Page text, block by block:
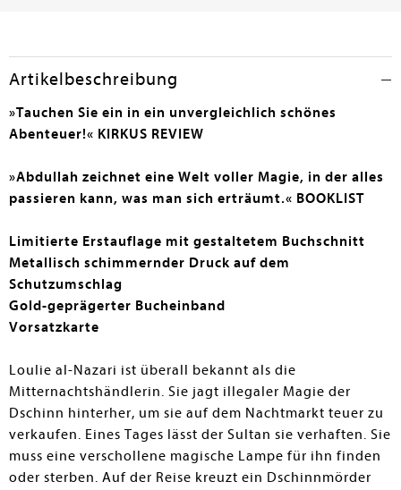
Machtkämpfen eingewoben. Ein optisches Highlight
bilden der wunderschöne Farbschnitt und das Cover. –
Für Büchereien mit Fans von anspruchsvoller
Fantasyliteratur wärmstens zu empfehlen.
Elisabeth Kemper
Artikelbeschreibung
»Tauchen Sie ein in ein unvergleichlich schönes
Abenteuer!« KIRKUS REVIEW
»Abdullah zeichnet eine Welt voller Magie, in der alles
passieren kann, was man sich erträumt.« BOOKLIST
Limitierte Erstauflage mit gestaltetem Buchschnitt
Metallisch schimmernder Druck auf dem
Schutzumschlag
Gold-geprägerter Bucheinband
Vorsatzkarte
Loulie al-Nazari ist überall bekannt als die
Mitternachtshändlerin. Sie jagt illegaler Magie der
Dschinn hinterher, um sie auf dem Nachtmarkt teuer zu
verkaufen. Eines Tages lässt der Sultan sie verhaften. Sie
muss eine verschollene magische Lampe für ihn finden
oder sterben. Auf der Reise kreuzt ein Dschinnmörder